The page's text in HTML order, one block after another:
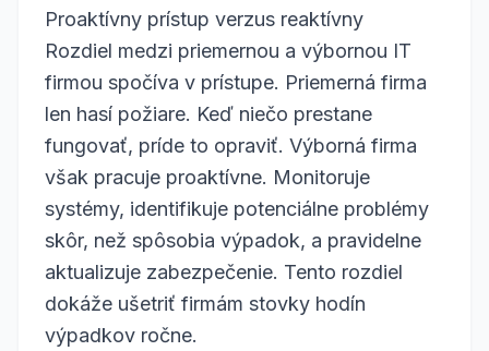
Proaktívny prístup verzus reaktívny
Rozdiel medzi priemernou a výbornou IT
firmou spočíva v prístupe. Priemerná firma
len hasí požiare. Keď niečo prestane
fungovať, príde to opraviť. Výborná firma
však pracuje proaktívne. Monitoruje
systémy, identifikuje potenciálne problémy
skôr, než spôsobia výpadok, a pravidelne
aktualizuje zabezpečenie. Tento rozdiel
dokáže ušetriť firmám stovky hodín
výpadkov ročne.